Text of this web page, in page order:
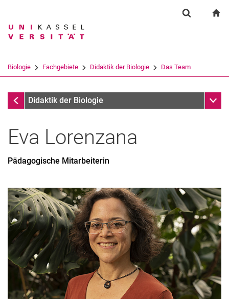
Springe direkt zu: Inhalt
Springe direkt zu: Suche
Springe direkt zu:
Suchbegriff
Suchen (öffnet externen Link in einem
Biologie Fachgebiete Didaktik der Biologie Das Team
Das Team
Didaktik der Biologie
Eva Lorenzana
Pädagogische Mitarbeiterin